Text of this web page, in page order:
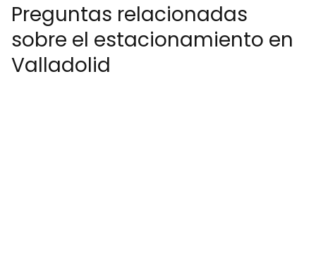
Preguntas relacionadas
sobre el estacionamiento en
Valladolid